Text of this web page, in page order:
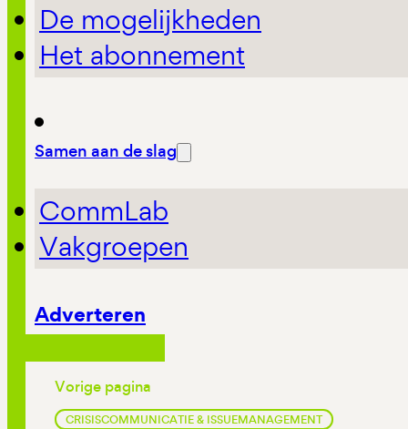
De mogelijkheden
Het abonnement
Samen aan de slag
CommLab
Vakgroepen
Adverteren
Vorige pagina
CRISISCOMMUNICATIE & ISSUEMANAGEMENT